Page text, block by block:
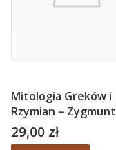
Mitologia Greków i
Rzymian – Zygmunt
Kubiak
Cena
29,00 zł